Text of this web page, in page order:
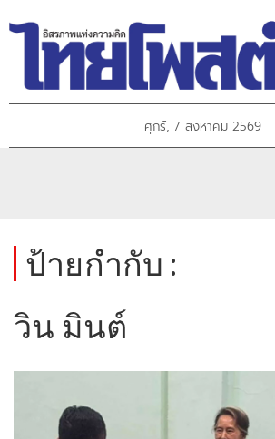
ศุกร์, 7 สิงหาคม 2569
ป้ายกำกับ :
วิน มินต์